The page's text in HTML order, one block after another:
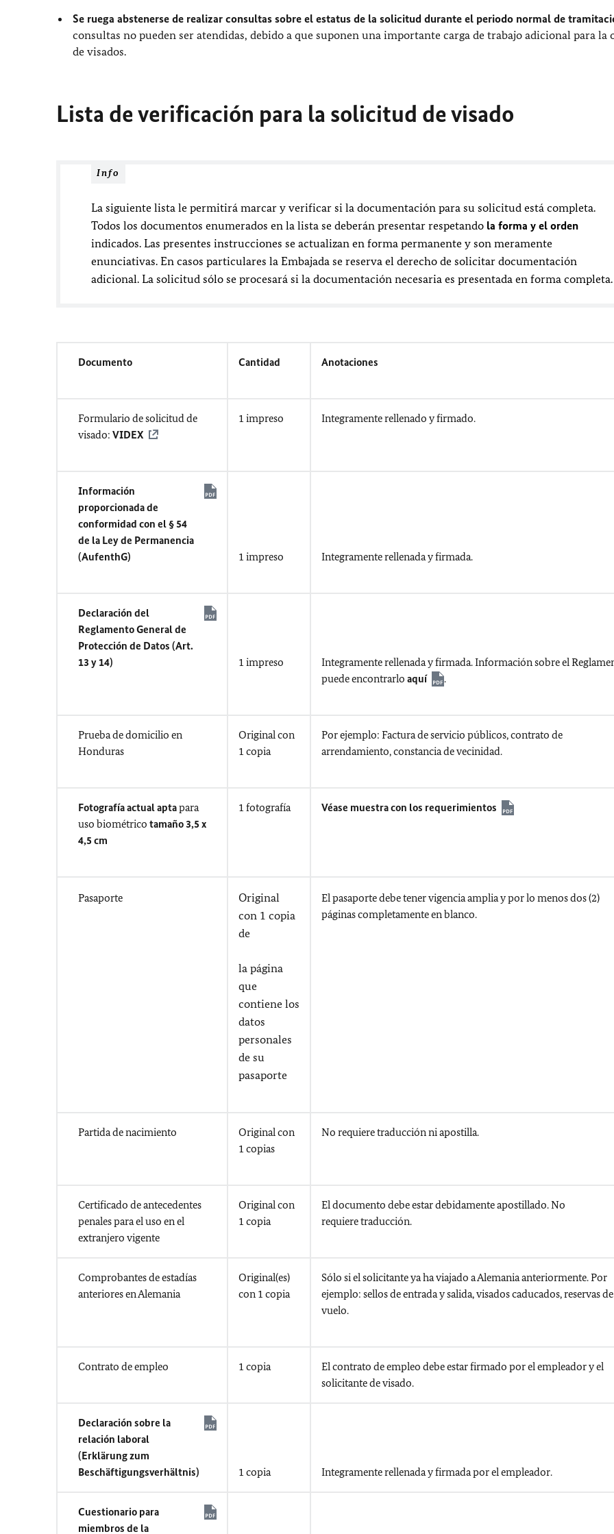
Se ruega abstenerse de realizar consultas sobre el estatus de la solicitud durante el periodo normal de
consultas no pueden ser atendidas, debido a que suponen una importante carga de trabajo adicional para la
de visados.
Lista de verificación para la solicitud de visado
Info
La siguiente lista le permitirá marcar y verificar si la documentación para su solicitud está completa.
Todos los documentos enumerados en la lista se deberán presentar respetando la forma y el orden
indicados. Las presentes instrucciones se actualizan en forma permanente y son meramente
enunciativas. En casos particulares la Embajada se reserva el derecho de solicitar documentación
adicional. La solicitud sólo se procesará si la documentación necesaria es presentada en forma
Documento Cantidad Anotaciones
Formulario de solicitud de
visado: VIDEX
1 impreso Integramente rellenado y firmado.
Información
proporcionada de
conformidad con el § 54
de la Ley de Permanencia
(AufenthG)
1 impreso Integramente rellenada y firmada.
Declaración del
Reglamento General de
Protección de Datos (Art.
13 y 14)
1 impreso
Integramente rellenada y firmada. Información sobre el
puede encontrarlo aquí .
Prueba de domicilio en
Honduras
Original con
1 copia
Por ejemplo: Factura de servicio públicos, contrato de
arrendamiento, constancia de vecinidad.
Fotografía actual aptapara
uso biométrico tamaño 3,5 x
4,5 cm
1 fotografía Véase muestra con los requerimientos
Pasaporte
Original
con 1 copia
de
la página
que
contiene los
datos
personales
de su
pasaporte
El pasaporte debe tener vigencia amplia y por lo menos dos (2)
páginas completamente en blanco.
Partida de nacimiento
Original con
1 copias
No requiere traducción ni apostilla.
Certificado de antecedentes
penales para el uso en el
extranjero vigente
Original con
1 copia
El documento debe estar debidamente apostillado. No
requiere traducción.
Comprobantes de estadías
anteriores en Alemania
Original(es)
con 1 copia
Sólo si el solicitante ya ha viajado a Alemania anteriormente. Por
ejemplo: sellos de entrada y salida, visados caducados, reservas de
vuelo.
Contrato de empleo 1 copia
El contrato de empleo debe estar firmado por el empleador y el
solicitante de visado.
Declaración sobre la
relación laboral
(Erklärung zum
Beschäftigungsverhältnis)
1 copia Integramente rellenada y firmada por el empleador.
Cuestionario para
miembros de la